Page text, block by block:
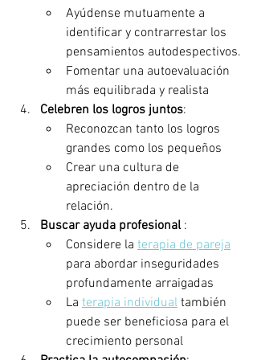
Ayúdense mutuamente a
identificar y contrarrestar los
pensamientos autodespectivos.
Fomentar una autoevaluación
más equilibrada y realista
Celebren los logros juntos:
Reconozcan tanto los logros
grandes como los pequeños
Crear una cultura de
apreciación dentro de la
relación.
Buscar ayuda profesional :
Considere la terapia de pareja
para abordar inseguridades
profundamente arraigadas
La terapia individual también
puede ser beneficiosa para el
crecimiento personal